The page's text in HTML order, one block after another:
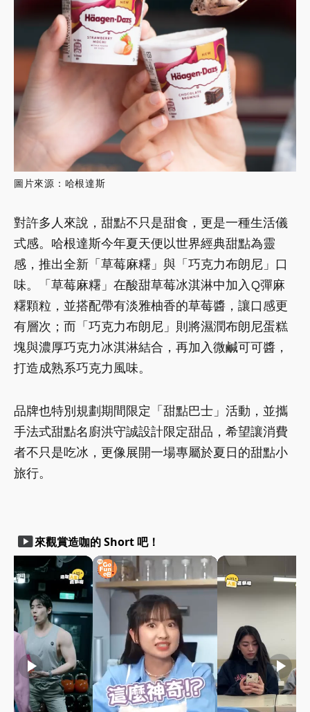
圖片來源：哈根達斯
對許多人來說，甜點不只是甜食，更是一種生活儀
式感。哈根達斯今年夏天便以世界經典甜點為靈
感，推出全新「草莓麻糬」與「巧克力布朗尼」口
味。「草莓麻糬」在酸甜草莓冰淇淋中加入Q彈麻
糬顆粒，並搭配帶有淡雅柚香的草莓醬，讓口感更
有層次；而「巧克力布朗尼」則將濕潤布朗尼蛋糕
塊與濃厚巧克力冰淇淋結合，再加入微鹹可可醬，
打造成熟系巧克力風味。
品牌也特別規劃期間限定「甜點巴士」活動，並攜
手法式甜點名廚洪守誠設計限定甜品，希望讓消費
者不只是吃冰，更像展開一場專屬於夏日的甜點小
旅行。
smart_display來觀賞造咖的 Short 吧！
play_arrow play_arrow play_arrow